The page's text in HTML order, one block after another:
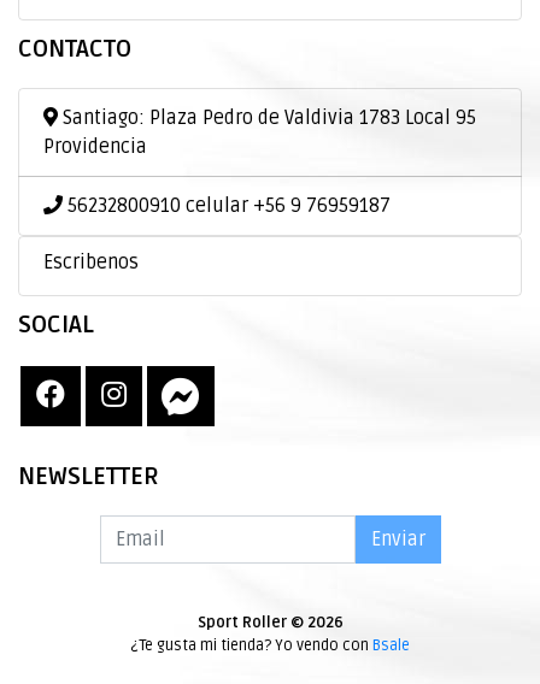
CONTACTO
Santiago: Plaza Pedro de Valdivia 1783 Local 95
Providencia
56232800910 celular +56 9 76959187
Escribenos
SOCIAL
NEWSLETTER
Enviar
Sport Roller © 2026
¿Te gusta mi tienda? Yo vendo con Bsale